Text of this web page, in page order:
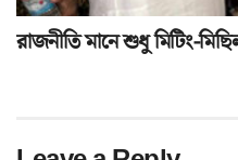
রাজনীতি মানে শুধু মিটিং-